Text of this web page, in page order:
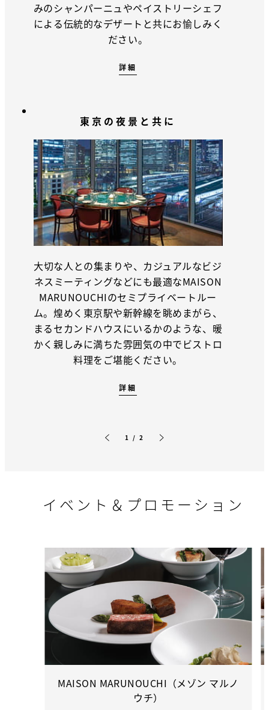
みのシャンパーニュやペイストリーシェフ
による伝統的なデザートと共にお愉しみく
ださい。
詳細
東京の夜景と共に
大切な人との集まりや、カジュアルなビジ
ネスミーティングなどにも最適なMAISON
MARUNOUCHIのセミプライベートルー
ム。煌めく東京駅や新幹線を眺めまがら、
まるセカンドハウスにいるかのような、暖
かく親しみに満ちた雰囲気の中でビストロ
料理をご堪能ください。
詳細
1 / 2
イベント＆プロモーション
MAISON MARUNOUCHI（メゾン マルノ
ウチ）